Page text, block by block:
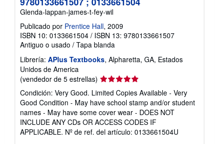
Glenda-lappan-james-t-fey-wil
Publicado por Prentice Hall, 2009
ISBN 10: 0133661504 / ISBN 13: 9780133661507
Antiguo o usado / Tapa blanda
Librería: APlus Textbooks, Alpharetta, GA, Estados
Unidos de America
(vendedor de 5 estrellas) Calificación
del
vendedor:
5
de
5
estrellas
Condición: Very Good. Limited Copies Available - Very
Good Condition - May have school stamp and/or student
names - May have some cover wear - DOES NOT
INCLUDE ANY CDs OR ACCESS CODES IF
APPLICABLE. Nº de ref. del artículo: 0133661504U